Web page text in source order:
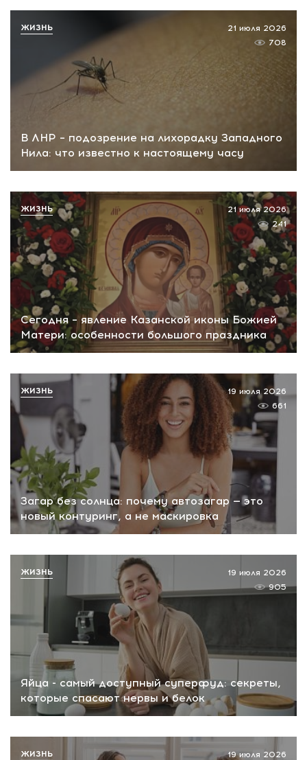
В ЛНР – подозрение на лихорадку Западного
Нила: что известно к настоящему часу
21 июля 2026
708
ЖИЗНЬ
Сегодня – явление Казанской иконы Божией
Матери: особенности большого праздника
21 июля 2026
241
ЖИЗНЬ
Загар без солнца: почему автозагар — это
новый контуринг, а не маскировка
19 июля 2026
661
ЖИЗНЬ
Яйца - самый доступный суперфуд: секреты,
которые спасают нервы и белок
19 июля 2026
905
ЖИЗНЬ
19 июля 2026
ЖИЗНЬ